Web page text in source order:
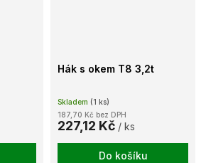
Hák s okem T8 3,2t
Skladem (1 ks)
187,70 Kč bez DPH
227,12 Kč / ks
Do košíku